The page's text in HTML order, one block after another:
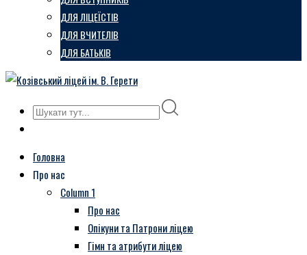
ДЛЯ ЛІЦЕЇСТІВ
ДЛЯ ВЧИТЕЛІВ
ДЛЯ БАТЬКІВ
Головна
Про нас
Column 1
Про нас
Опікуни та Патрони ліцею
Гімн та атрибути ліцею